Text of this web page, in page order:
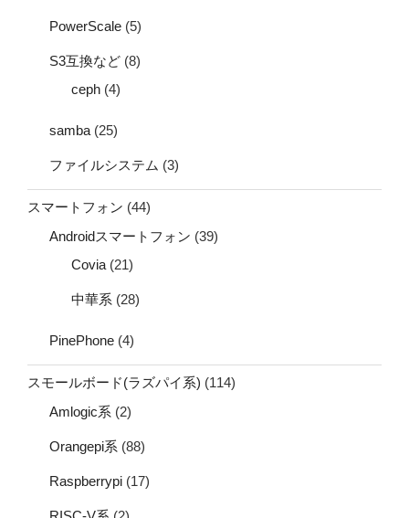
PowerScale (5)
S3互換など (8)
ceph (4)
samba (25)
ファイルシステム (3)
スマートフォン (44)
Androidスマートフォン (39)
Covia (21)
中華系 (28)
PinePhone (4)
スモールボード(ラズパイ系) (114)
Amlogic系 (2)
Orangepi系 (88)
Raspberrypi (17)